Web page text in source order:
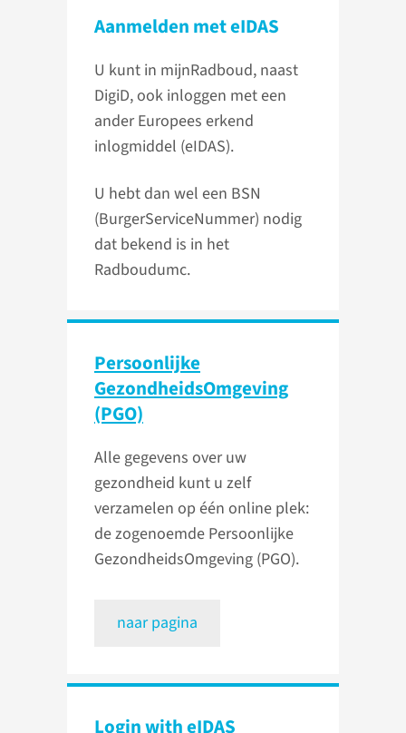
Aanmelden met eIDAS
U kunt in mijnRadboud, naast
DigiD, ook inloggen met een
ander Europees erkend
inlogmiddel (eIDAS).
U hebt dan wel een BSN
(BurgerServiceNummer) nodig
dat bekend is in het
Radboudumc.
Persoonlijke
GezondheidsOmgeving
(PGO)
Alle gegevens over uw
gezondheid kunt u zelf
verzamelen op één online plek:
de zogenoemde Persoonlijke
GezondheidsOmgeving (PGO).
naar pagina
Login with eIDAS